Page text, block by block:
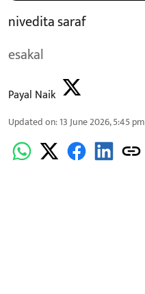
nivedita saraf
esakal
Payal Naik
Updated on:13 June 2026, 5:45 pm